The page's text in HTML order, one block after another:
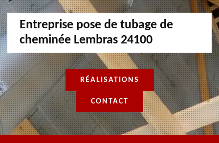
Entreprise pose de tubage de
cheminée Lembras 24100
RÉALISATIONS
CONTACT